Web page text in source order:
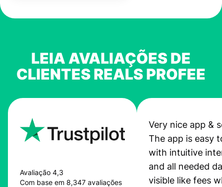
LEIA AVALIAÇÕES DE
CLIENTES REALS PROFEE
Avaliação 4,3
Com base em 8,347 avaliações
Very nice app &
The app is easy
with intuitive
and all needed
visible like fees